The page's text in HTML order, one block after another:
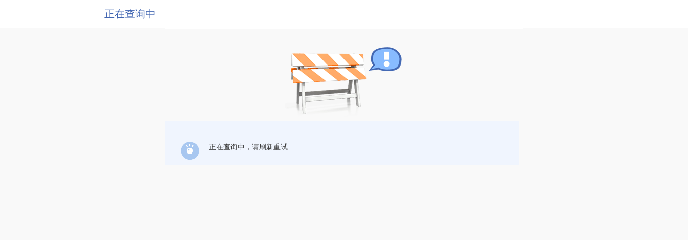
正在查询中
正在查询中，请刷新重试